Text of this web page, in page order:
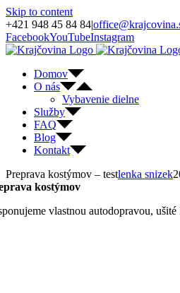
Skip to content
+421 948 45 84 84|
FacebookYouTubeInstagram
Domov
O nás
Vybavenie dielne
Služby
FAQ
Blog
Kontakt
Preprava kostýmov – testlenka snizek
kostýmov
vlastnou autodopravou,